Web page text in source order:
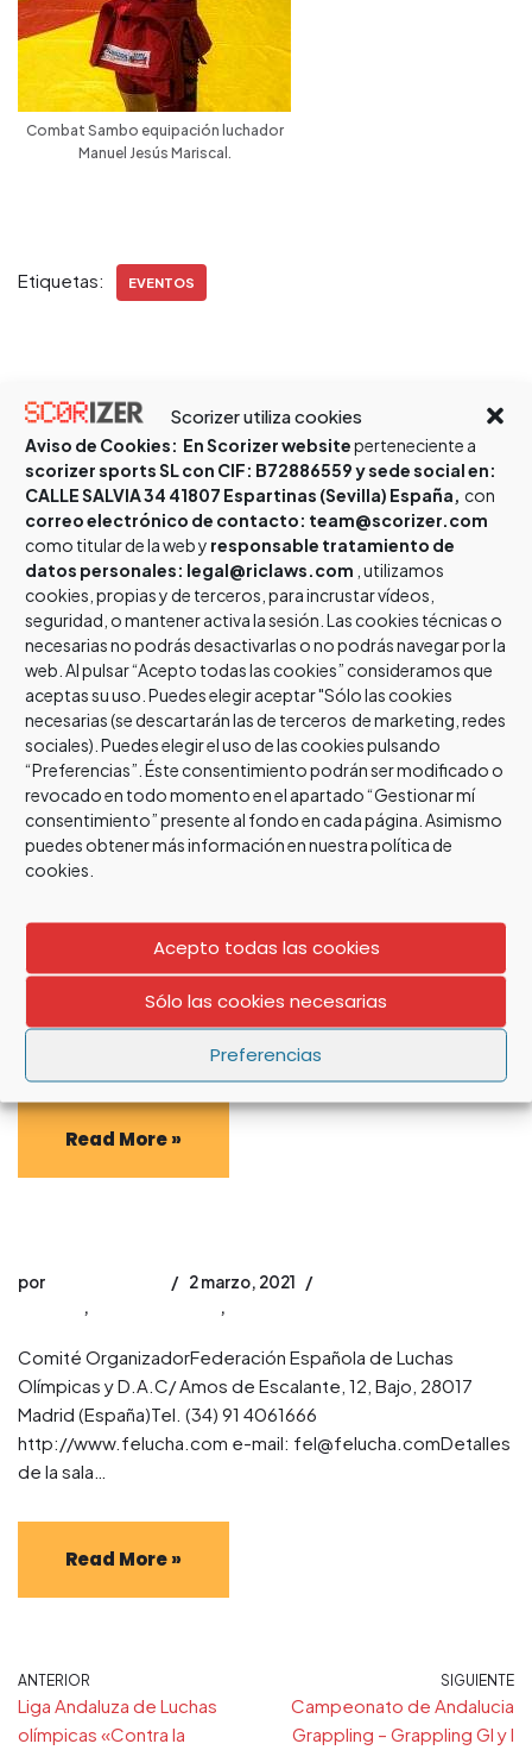
Scorizer utiliza cookies
Aviso de Cookies: En Scorizer websiteperteneciente a
scorizer sports SL con CIF: B72886559 y sede social en:
CALLE SALVIA 34 41807 Espartinas (Sevilla) España, con
correo electrónico de contacto: team@scorizer.com
como titular de la web y responsable tratamiento de
datos personales: legal@riclaws.com , utilizamos
cookies, propias y de terceros, para incrustar vídeos,
seguridad, o mantener activa la sesión. Las cookies técnicas o
necesarias no podrás desactivarlas o no podrás navegar por la
web. Al pulsar “Acepto todas las cookies” consideramos que
aceptas su uso. Puedes elegir aceptar "Sólo las cookies
necesarias (se descartarán las de terceros de marketing, redes
sociales). Puedes elegir el uso de las cookies pulsando
“Preferencias”. Éste consentimiento podrán ser modificado o
revocado en todo momento en el apartado “Gestionar mí
consentimiento” presente al fondo en cada página. Asimismo
puedes obtener más información en nuestra política de
cookies.
Acepto todas las cookies
Sólo las cookies necesarias
Preferencias
Combat Sambo equipación luchador
Manuel Jesús Mariscal.
Etiquetas: EVENTOS
Related Posts
Velada MMA y K-1 del European Pro Fighting en España
pordavid_jimenez
16 junio, 2021
Noticias,Scorizer Últimos eventos
Tenemos la suerte de poder disfrutar de una velada
espectacular este sábado 19 de junio en el Marbella arena
que será el colofón al campeonato…
Read More »
Éxito en el campeonato andaluz de luchas olímpicas
pordavid_jimenez
17 marzo, 2021
Scorizer Últimos eventos, luchas olímpicas
El fin de semana pasado se celebró en el centro de luchas
de Maracena (Granada) los campeonatos de Andalucía de
luchas olímpicas para todas las…
Read More »
por
2 marzo, 2021
, ,
Comité OrganizadorFederación Española de Luchas
Olímpicas y D.A.C/ Amos de Escalante, 12, Bajo, 28017
Madrid (España)Tel. (34) 91 4061666
http://www.felucha.com e-mail: fel@felucha.comDetalles
de la sala…
Read More »
ANTERIOR
Liga Andaluza de Luchas
olímpicas «Contra la
SIGUIENTE
Campeonato de Andalucia
Grappling – Grappling GI y I